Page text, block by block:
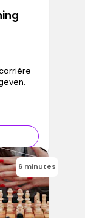
6 minutes